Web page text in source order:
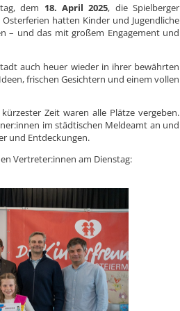
dem 18. April 2025, die Spielberger
hatten Kinder und Jugendliche
– und das mit großem Engagement und
auch heuer wieder in ihrer bewährten
frischen Gesichtern und einem vollen
Zeit waren alle Plätze vergeben.
im städtischen Meldeamt an und
und Entdeckungen.
Vertreter:innen am Dienstag: